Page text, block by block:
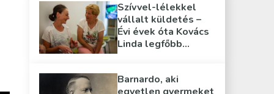
Szívvel-lélekkel
vállalt küldetés –
Évi évek óta Kovács
Linda legfőbb
Barnardo, aki
egyetlen gyermeket